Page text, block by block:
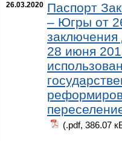
26.03.2020 Паспорт
– Югры от
заключения
28 июня
(.pdf, 386.07